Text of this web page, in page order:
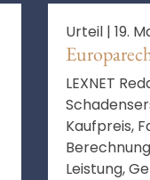
Urteil | 19.
LEXNET
Kaufpreis,
Leistung,